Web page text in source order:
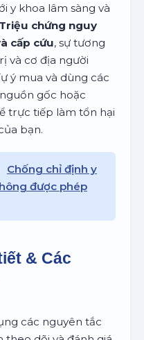
y khoa lâm sàng và
chứng nguy
cấp cứu, sự tương
và cơ địa người
ý mua và dùng các
gốc hoặc
trực tiếp làm tổn hại
bạn.
Chống chỉ định y
được phép
& Các
các nguyên tắc